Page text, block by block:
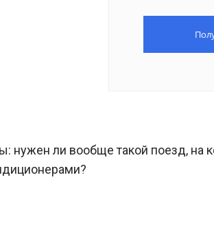
нужен ли вообще такой поезд, на